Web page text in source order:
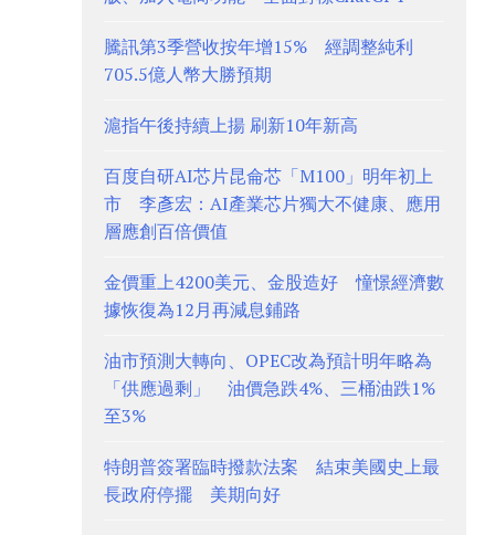
騰訊第3季營收按年增15% 經調整純利
705.5億人幣大勝預期
滬指午後持續上揚 刷新10年新高
百度自研AI芯片昆侖芯「M100」明年初上
市 李彥宏：AI產業芯片獨大不健康、應用
層應創百倍價值
金價重上4200美元、金股造好 憧憬經濟數
據恢復為12月再減息鋪路
油市預測大轉向、OPEC改為預計明年略為
「供應過剩」 油價急跌4%、三桶油跌1%
至3%
特朗普簽署臨時撥款法案 結束美國史上最
長政府停擺 美期向好